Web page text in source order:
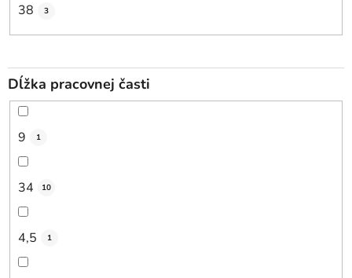
38 3
Dĺžka pracovnej časti
9 1
34 10
4,5 1